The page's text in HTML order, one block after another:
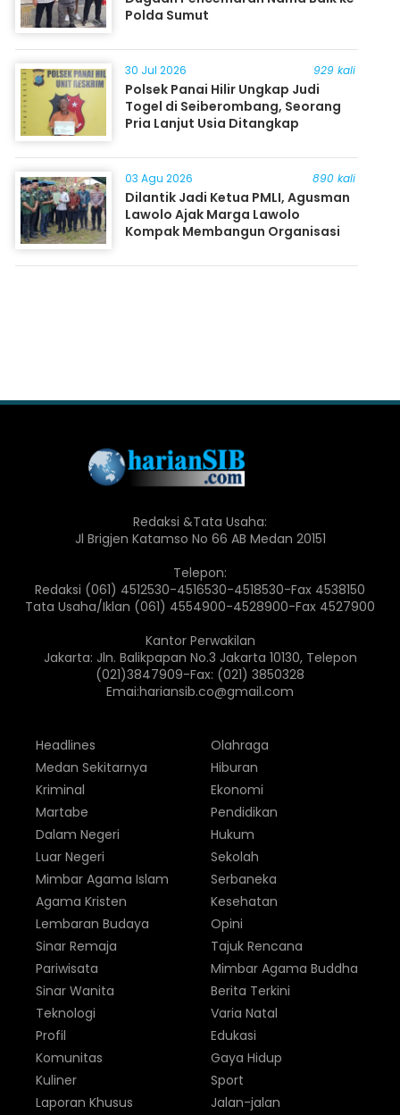
Polda Sumut
30 Jul 2026 929 kali
Polsek Panai Hilir Ungkap Judi
Togel di Seiberombang, Seorang
Pria Lanjut Usia Ditangkap
03 Agu 2026 890 kali
Dilantik Jadi Ketua PMLI, Agusman
Lawolo Ajak Marga Lawolo
Kompak Membangun Organisasi
Redaksi &Tata Usaha:
Jl Brigjen Katamso No 66 AB Medan 20151
Telepon:
Redaksi (061) 4512530-4516530-4518530-Fax 4538150
Tata Usaha/Iklan (061) 4554900-4528900-Fax 4527900
Kantor Perwakilan
Jakarta: Jln. Balikpapan No.3 Jakarta 10130, Telepon
(021)3847909-Fax: (021) 3850328
Emai:hariansib.co@gmail.com
Headlines
Medan Sekitarnya
Kriminal
Martabe
Dalam Negeri
Luar Negeri
Olahraga
Hiburan
Ekonomi
Pendidikan
Hukum
Sekolah
Mimbar Agama Islam
Agama Kristen
Lembaran Budaya
Sinar Remaja
Pariwisata
Sinar Wanita
Serbaneka
Kesehatan
Opini
Tajuk Rencana
Mimbar Agama Buddha
Berita Terkini
Teknologi
Profil
Komunitas
Kuliner
Laporan Khusus
Varia Natal
Edukasi
Gaya Hidup
Sport
Jalan-jalan